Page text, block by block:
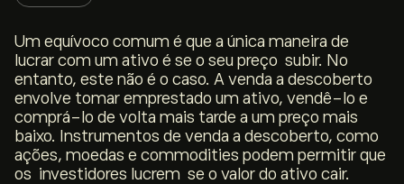
Um equívoco comum é que a única maneira de
lucrar com um ativo é se o seu preço subir. No
entanto, este não é o caso. A venda a descoberto
envolve tomar emprestado um ativo, vendê-lo e
comprá-lo de volta mais tarde a um preço mais
baixo. Instrumentos de venda a descoberto, como
ações, moedas e commodities podem permitir que
os investidores lucrem se o valor do ativo cair.